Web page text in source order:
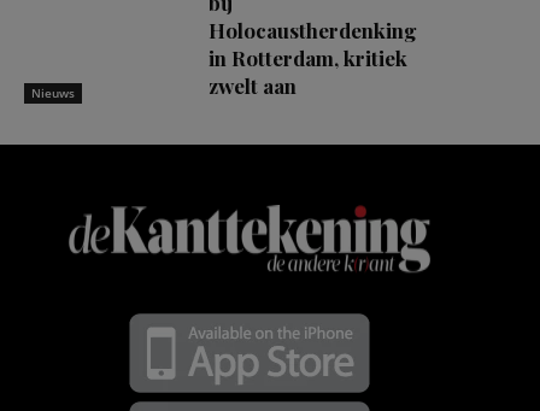
Nieuws
Holocaustherdenking
in Rotterdam, kritiek
zwelt aan